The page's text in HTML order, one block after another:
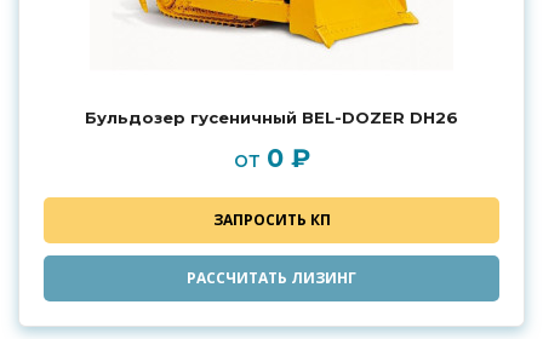
Бульдозер гусеничный BEL-DOZER DH26
от 0 ₽
ЗАПРОСИТЬ КП
РАССЧИТАТЬ ЛИЗИНГ